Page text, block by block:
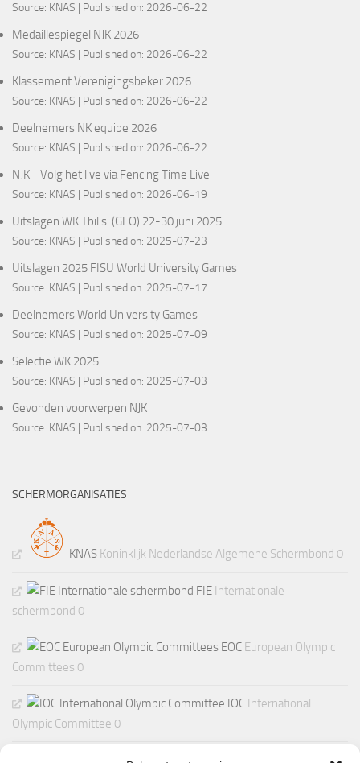
Source: KNAS Published on: 2026-06-22
Medaillespiegel NJK 2026
Source: KNAS Published on: 2026-06-22
Klassement Verenigingsbeker 2026
Source: KNAS Published on: 2026-06-22
Deelnemers NK equipe 2026
Source: KNAS Published on: 2026-06-22
NJK - Volg het live via Fencing Time Live
Source: KNAS Published on: 2026-06-19
Uitslagen WK Tbilisi (GEO) 22-30 juni 2025
Source: KNAS Published on: 2025-07-23
Uitslagen 2025 FISU World University Games
Source: KNAS Published on: 2025-07-17
Deelnemers World University Games
Source: KNAS Published on: 2025-07-09
Selectie WK 2025
Source: KNAS Published on: 2025-07-03
Gevonden voorwerpen NJK
Source: KNAS Published on: 2025-07-03
SCHERMORGANISATIES
KNAS Koninklijk Nederlandse Algemene Schermbond 0
FIE Internationale
schermbond 0
EOC European Olympic
Committees 0
IOC International
Olympic Committee 0